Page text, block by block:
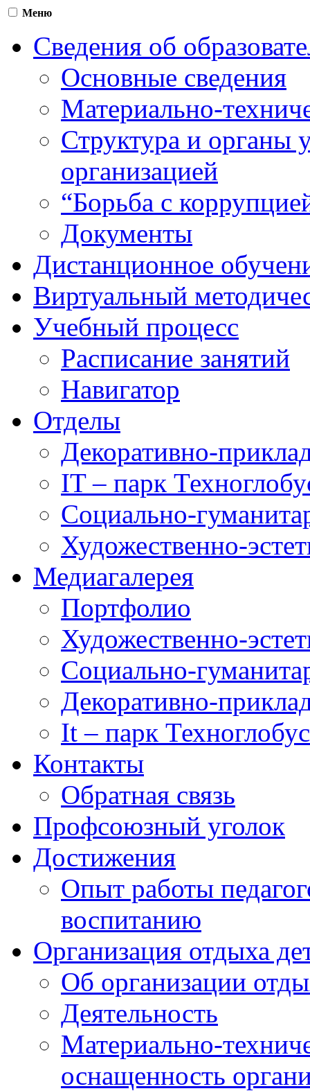
Меню
Сведения об
Основные сведения
Материально-
Структура и органы
организацией
“Борьба с
Документы
Дистанционное
Виртуальный
Учебный процесс
Расписание занятий
Навигатор
Отделы
Декоративно-
IT – парк
Социально-
Художественно-
Медиагалерея
Портфолио
Художественно-
Социально-
Декоративно-
It – парк Техноглобус
Контакты
Обратная связь
Профсоюзный уголок
Достижения
Опыт работы
воспитанию
Организация отдыха
Об организации
Деятельность
Материально-
оснащенность